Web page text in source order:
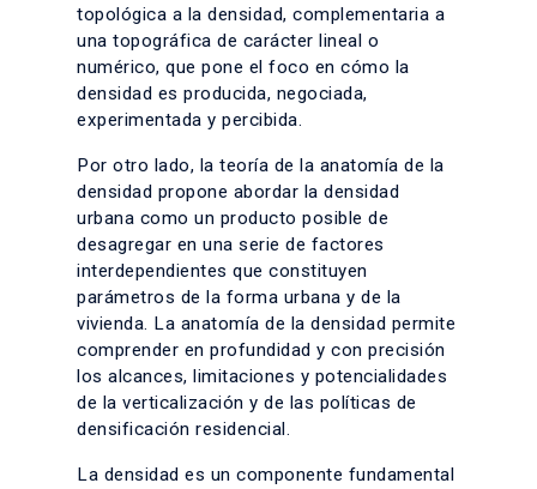
topológica a la densidad, complementaria a
una topográfica de carácter lineal o
numérico, que pone el foco en cómo la
densidad es producida, negociada,
experimentada y percibida.
Por otro lado, la teoría de la anatomía de la
densidad propone abordar la densidad
urbana como un producto posible de
desagregar en una serie de factores
interdependientes que constituyen
parámetros de la forma urbana y de la
vivienda. La anatomía de la densidad permite
comprender en profundidad y con precisión
los alcances, limitaciones y potencialidades
de la verticalización y de las políticas de
densificación residencial.
La densidad es un componente fundamental